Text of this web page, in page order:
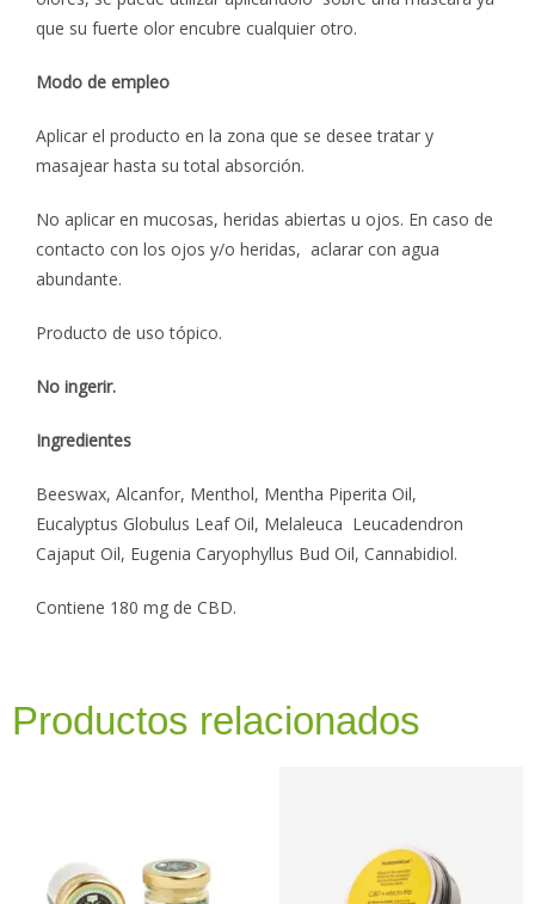
que su fuerte olor encubre cualquier otro.
Modo de empleo
Aplicar el producto en la zona que se desee tratar y
masajear hasta su total absorción.
No aplicar en mucosas, heridas abiertas u ojos. En caso de
contacto con los ojos y/o heridas, aclarar con agua
abundante.
Producto de uso tópico.
No ingerir.
Ingredientes
Beeswax, Alcanfor, Menthol, Mentha Piperita Oil,
Eucalyptus Globulus Leaf Oil, Melaleuca Leucadendron
Cajaput Oil, Eugenia Caryophyllus Bud Oil, Cannabidiol.
Contiene 180 mg de CBD.
Productos relacionados